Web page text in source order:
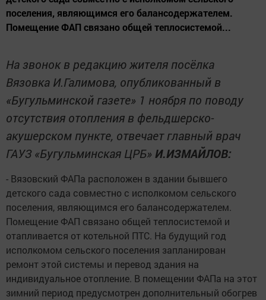
поселения, являющимся его балансодержателем.
Помещение ФАП связано общей теплосистемой...
На звонок в редакцию жителя посёлка
Вязовка И.Галимова, опубликованный в
«Бугульминской газете» 1 ноября по поводу
отсутствия отопления в фельдшерско-
акушерском пункте, отвечает главный врач
ГАУЗ «Бугульминская ЦРБ» И.ИЗМАЙЛОВ:
- Вязовский ФАПа расположен в здании бывшего
детского сада совместно с исполкомом сельского
поселения, являющимся его балансодержателем.
Помещение ФАП связано общей теплосистемой и
отапливается от котельной ПТС. На будущий год
исполкомом сельского поселения запланирован
ремонт этой системы и перевод здания на
индивидуальное отопление. В помещении ФАПа на этот
зимний период предусмотрен дополнительный обогрев